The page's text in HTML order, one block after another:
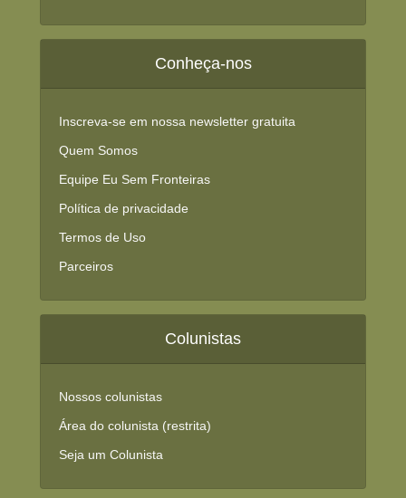
Conheça-nos
Inscreva-se em nossa newsletter gratuita
Quem Somos
Equipe Eu Sem Fronteiras
Política de privacidade
Termos de Uso
Parceiros
Colunistas
Nossos colunistas
Área do colunista (restrita)
Seja um Colunista